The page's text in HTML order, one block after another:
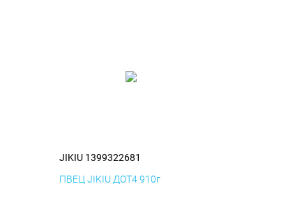
JIKIU 1399322681
ПВЕЦ JIKIU ДОТ4 910г